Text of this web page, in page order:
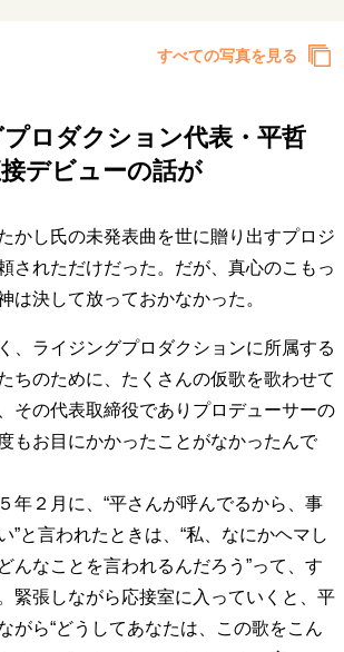
変革の原動力
次世代へのバトン
方 一流のルーティン
20代の現在地
10代・20代の土台
と
移住という選択
一生モノの愛用品
ス
60代のネクストステージ
ザイン
すべての写真を見る
ロダクション代表・平哲
デビューの話が
かし氏の未発表曲を世に贈り出すプロジ
されただけだった。だが、真心のこもっ
は決して放っておかなかった。
、ライジングプロダクションに所属する
ちのために、たくさんの仮歌を歌わせて
その代表取締役でありプロデューサーの
もお目にかかったことがなかったんで
年２月に、“平さんが呼んでるから、事
”と言われたときは、“私、なにかヘマし
んなことを言われるんだろう”って、す
緊張しながら応接室に入っていくと、平
がら“どうしてあなたは、この歌をこん